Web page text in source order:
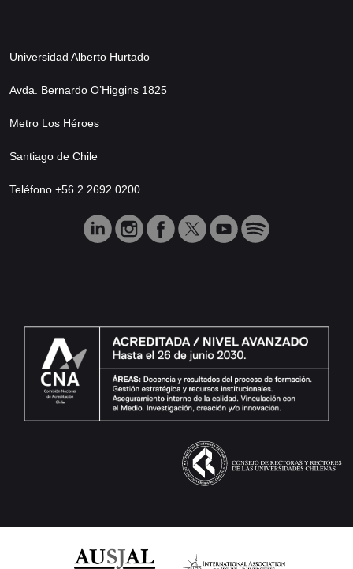
Universidad Alberto Hurtado
Avda. Bernardo O’Higgins 1825
Metro Los Héroes
Santiago de Chile
Teléfono +56 2 2692 0200